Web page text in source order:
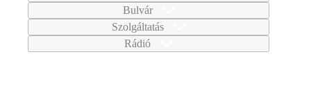
Bulvár
Szolgáltatás
Rádió